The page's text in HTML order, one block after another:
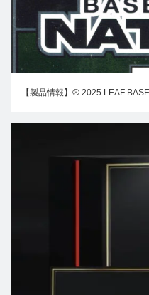
【製品情報】⚾ 2025 LEAF